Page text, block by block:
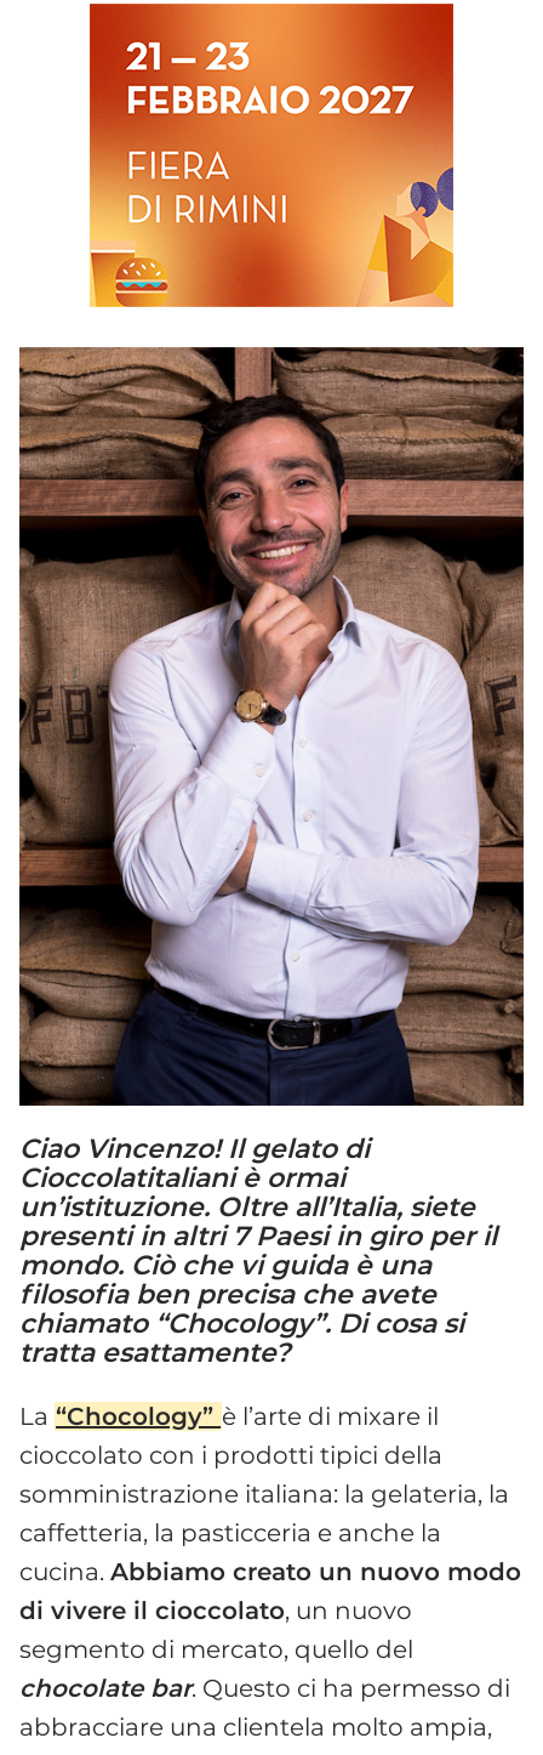
Ciao Vincenzo! Il gelato di
Cioccolatitaliani è ormai
un’istituzione. Oltre all’Italia, siete
presenti in altri 7 Paesi in giro per il
mondo. Ciò che vi guida è una
filosofia ben precisa che avete
chiamato “Chocology”. Di cosa si
tratta esattamente?
La “Chocology” è l’arte di mixare il
cioccolato con i prodotti tipici della
somministrazione italiana: la gelateria, la
caffetteria, la pasticceria e anche la
cucina. Abbiamo creato un nuovo modo
di vivere il cioccolato, un nuovo
segmento di mercato, quello del
chocolate bar. Questo ci ha permesso di
abbracciare una clientela molto ampia,